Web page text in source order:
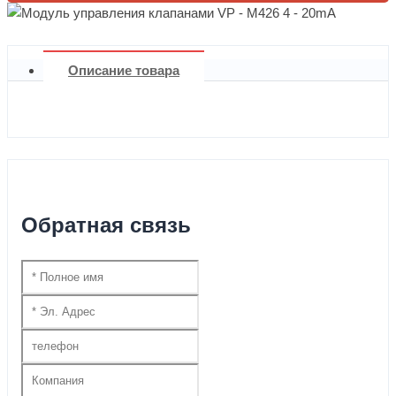
Описание товара
Обратная связь